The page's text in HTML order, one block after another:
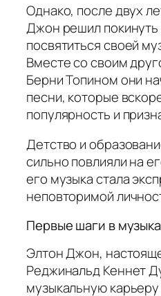
Однако, после двух
Джон решил
посвятиться своей
Вместе со своим
Берни Топином они
песни, которые
популярность и
Детство и
сильно повлияли на
его музыка стала
неповторимой
Первые шаги в
Элтон Джон,
Реджинальд Кеннет
музыкальную